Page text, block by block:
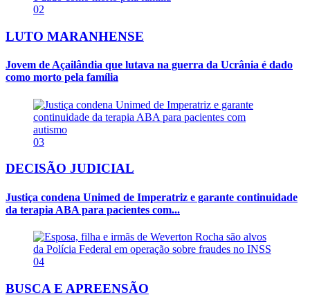
02
LUTO MARANHENSE
Jovem de Açailândia que lutava na guerra da Ucrânia é dado
como morto pela família
03
DECISÃO JUDICIAL
Justiça condena Unimed de Imperatriz e garante continuidade
da terapia ABA para pacientes com...
04
BUSCA E APREENSÃO